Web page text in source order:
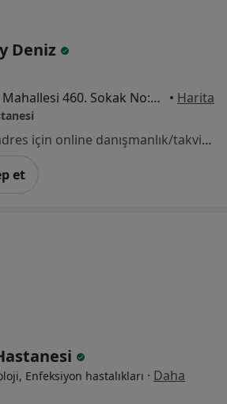
Deniz
Öğretmenevleri Mahallesi 460. Sokak No:48, Konyaaltı • Harita
Bu uzman ilgili adres için online danışmanlık/takvim sunmuyor.
et
Enfeksiyon hastalıkları · Daha